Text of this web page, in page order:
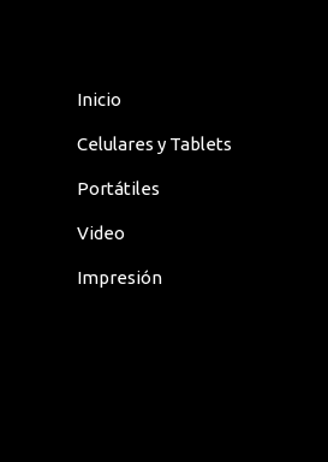
Inicio
Celulares y Tablets
Portátiles
Video
Impresión